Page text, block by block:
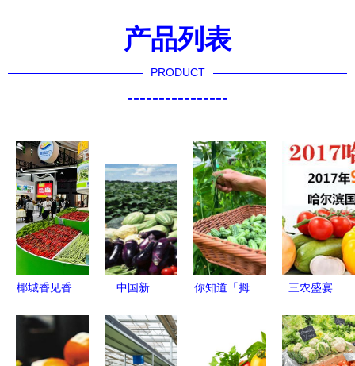
产品列表
PRODUCT
----------------
椰城香见香
交会上海口
优质特色农
中国新
产品”，你
吃过？这些
你知道「拇
小身材的
三农盛宴
会与农产品
招商植保会